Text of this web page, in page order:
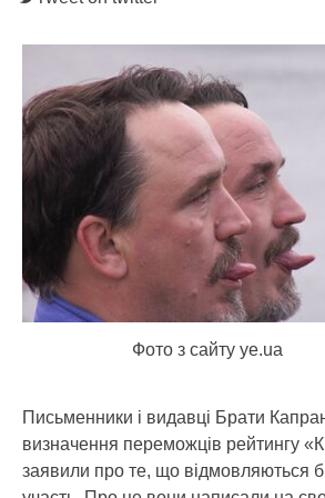
Фото з сайту ye.ua
Письменники і видавці Брати
визначення переможців рейтингу
заявили про те, що відмовляються